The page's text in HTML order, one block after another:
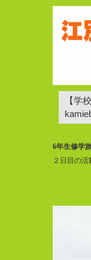
【学
6年生修学
２日目の活